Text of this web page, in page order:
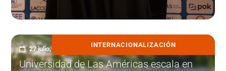
INTERNACIONALIZACIÓN
27 julio, 2026
Universidad de Las Américas escala en